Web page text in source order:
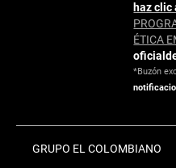
haz clic
ÉTICA
*Buzón
GRUPO EL COLOMBIANO